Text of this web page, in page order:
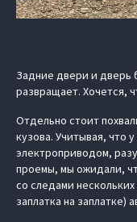
Задние двери и дверь
развращает. Хочется,
Отдельно стоит
кузова. Учитывая, что
электроприводом,
проемы, мы ожидали,
со следами
заплатка на заплатке)